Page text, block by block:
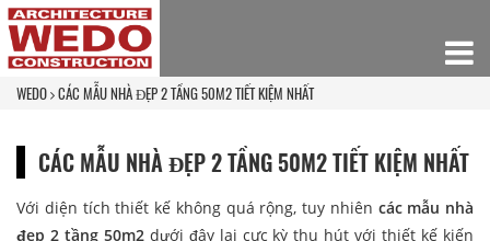
WEDO CÁC MẪU NHÀ ĐẸP 2 TẦNG 50M2 TIẾT KIỆM NHẤT
CÁC MẪU NHÀ ĐẸP 2 TẦNG 50M2 TIẾT KIỆM NHẤT
Với diện tích thiết kế không quá rộng, tuy nhiên các mẫu nhà
đẹp 2 tầng 50m2dưới đây lại cực kỳ thu hút với thiết kế kiến